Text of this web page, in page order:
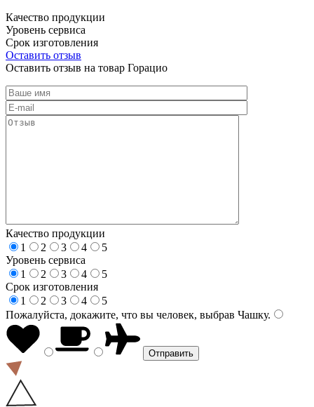
Качество продукции
Уровень сервиса
Срок изготовления
Оставить отзыв
Оставить отзыв на товар Горацио
Качество продукции
1
2 3 4
5
Уровень сервиса
1
2 3 4
5
Срок изготовления
1
2 3 4
5
Пожалуйста, докажите, что вы человек, выбрав Чашку.